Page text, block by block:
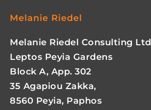
Melanie Riedel
Melanie Riedel Consulting Ltd
Leptos Peyia Gardens
Block A, App. 302
35 Agapiou Zakka,
8560 Peyia, Paphos